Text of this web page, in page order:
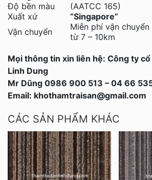
Độ bền màu
(AATCC 165)
Xuất xứ
“Singapore”
Vận chuyển
Miễn phí vận
từ 7 – 10km
Mọi thông tin xin liên hệ: Công ty
Linh Dung
Mr Dũng 0986 900 513 – 04 66
Email: khothamtraisan@gmail.com
CÁC SẢN PHẨM KHÁC